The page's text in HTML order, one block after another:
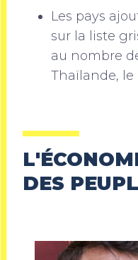
Les pays
sur la liste
au nombre
Thaïlande,
DES